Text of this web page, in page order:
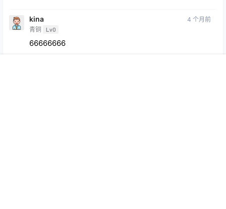
kina
青铜 Lv0
4 个月前
66666666